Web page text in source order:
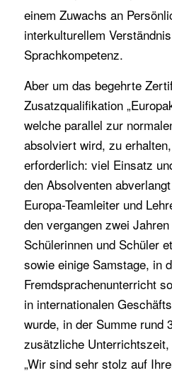
einem Zuwachs an
interkulturellem
Sprachkompetenz.
Aber um das begehrte
Zusatzqualifikation
welche parallel zur
absolviert wird, zu
erforderlich: viel Einsatz
den Absolventen
Europa-Teamleiter und
den vergangen zwei
Schülerinnen und Schüler
sowie einige Samstage, in
Fremdsprachenunterricht
in internationalen
wurde, in der Summe rund
zusätzliche
„Wir sind sehr stolz auf